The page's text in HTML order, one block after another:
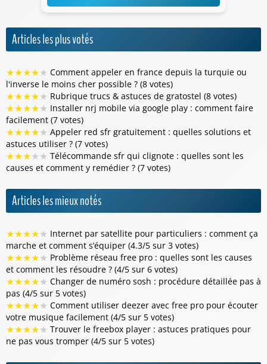
Articles les plus votés
★★★★★ Comment appeler en france depuis la turquie ou
l'inverse le moins cher possible ? (8 votes)
★★★★★ Rubrique trucs & astuces de gratostel (8 votes)
★★★★★ Installer nrj mobile via google play : comment faire
facilement (7 votes)
★★★★★ Appeler red sfr gratuitement : quelles solutions et
astuces utiliser ? (7 votes)
★★★★★ Télécommande sfr qui clignote : quelles sont les
causes et comment y remédier ? (7 votes)
Articles les mieux notés
★★★★★ Internet par satellite pour particuliers : comment ça
marche et comment s’équiper (4.3/5 sur 3 votes)
★★★★★ Problème réseau free pro : quelles sont les causes
et comment les résoudre ? (4/5 sur 6 votes)
★★★★★ Changer de numéro sosh : procédure détaillée pas à
pas (4/5 sur 5 votes)
★★★★★ Comment utiliser deezer avec free pro pour écouter
votre musique facilement (4/5 sur 5 votes)
★★★★★ Trouver le freebox player : astuces pratiques pour
ne pas vous tromper (4/5 sur 5 votes)